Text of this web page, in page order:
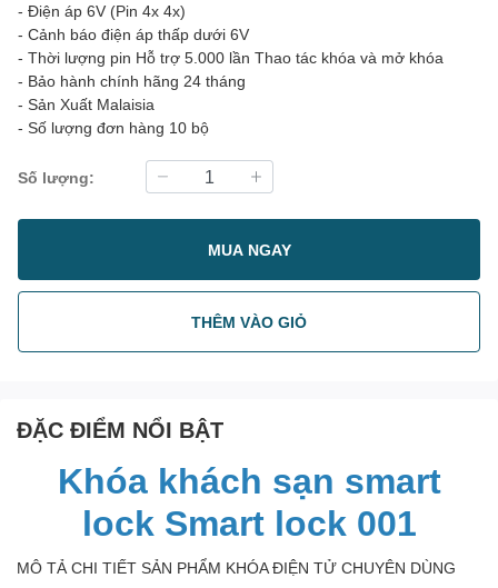
- Điện áp 6V (Pin 4x 4x)
- Cảnh báo điện áp thấp dưới 6V
- Thời lượng pin Hỗ trợ 5.000 lần Thao tác khóa và mở khóa
- Bảo hành chính hãng 24 tháng
- Sản Xuất Malaisia
- Số lượng đơn hàng 10 bộ
Số lượng:
MUA NGAY
THÊM VÀO GIỎ
ĐẶC ĐIỂM NỔI BẬT
Khóa khách sạn smart
lock Smart lock 001
MÔ TẢ CHI TIẾT SẢN PHẨM KHÓA ĐIỆN TỬ CHUYÊN DÙNG